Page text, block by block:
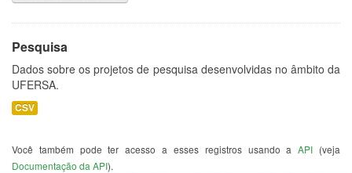
Pesquisa
Dados sobre os projetos de pesquisa desenvolvidas no âmbito da
UFERSA.
CSV
Você também pode ter acesso a esses registros usando aAPI (veja
Documentação da API).